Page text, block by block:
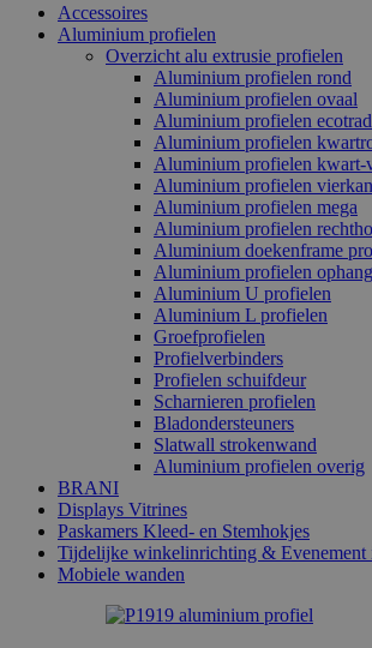
Accessoires
Aluminium profielen
Overzicht alu extrusie profielen
Aluminium profielen rond
Aluminium profielen ovaal
Aluminium profielen ecotrad
Aluminium profielen
Aluminium profielen kwart-
Aluminium profielen
Aluminium profielen mega
Aluminium profielen
Aluminium doekenframe
Aluminium profielen
Aluminium U profielen
Aluminium L profielen
Groefprofielen
Profielverbinders
Profielen schuifdeur
Scharnieren profielen
Bladondersteuners
Slatwall strokenwand
Aluminium profielen overig
BRANI
Displays Vitrines
Paskamers Kleed- en Stemhokjes
Tijdelijke winkelinrichting & Evenement
Mobiele wanden